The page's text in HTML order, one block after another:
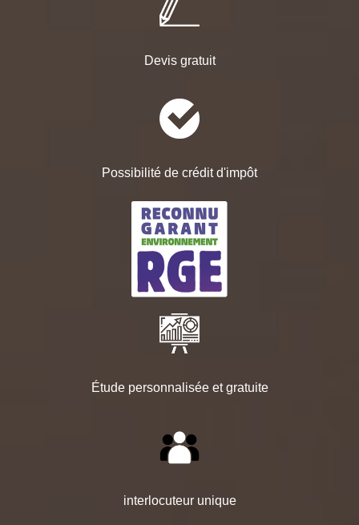
Devis gratuit
Possibilité de crédit d'impôt
Étude personnalisée et gratuite
interlocuteur unique